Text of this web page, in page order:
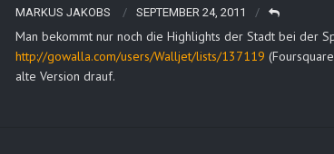
MARKUS JAKOBS SEPTEMBER 24, 2011
Man bekommt nur noch die Highlights der Stadt bei der
http://gowalla.com/users/Walljet/lists/137119 (Foursquare
alte Version drauf.